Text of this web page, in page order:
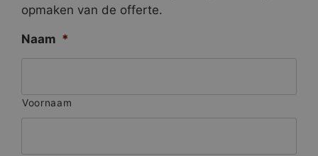
opmaken van de offerte.
Naam *
Voornaam